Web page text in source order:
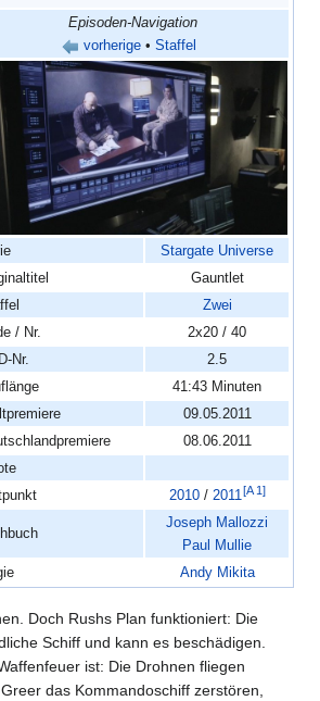
Episoden-Navigation
vorherige• Staffel
Stargate Universe
Gauntlet
Zwei
/ Nr.
2x20 / 40
Nr.
2.5
41:43 Minuten
09.05.2011
08.06.2011
2010/ 2011[A 1]
Joseph Mallozzi
Paul Mullie
Andy Mikita
Doch Rushs Plan funktioniert: Die
Schiff und kann es beschädigen.
ist: Die Drohnen fliegen
das Kommandoschiff zerstören,